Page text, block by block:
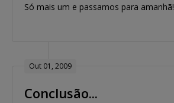
Só mais um e passamos para amanhã!
Out 01, 2009
Conclusão...